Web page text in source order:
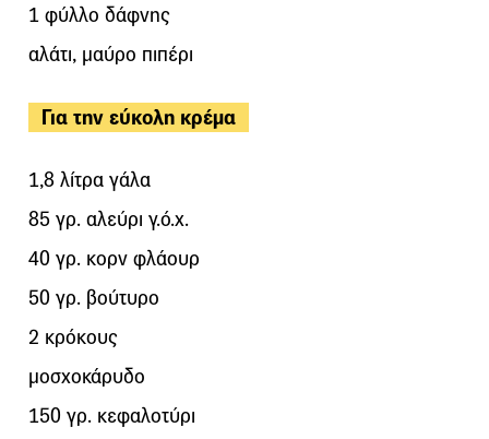
1 φύλλο δάφνης
αλάτι, μαύρο πιπέρι
Για την εύκολη κρέμα
1,8 λίτρα γάλα
85 γρ. αλεύρι γ.ό.χ.
40 γρ. κορν φλάουρ
50 γρ. βούτυρο
2 κρόκους
μοσχοκάρυδο
150 γρ. κεφαλοτύρι